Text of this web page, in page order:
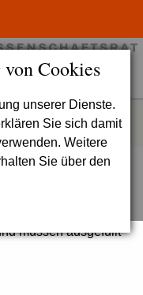
Cookies
unserer Dienste.
Sie sich damit
Weitere
Sie über den
müssen ausgefüllt